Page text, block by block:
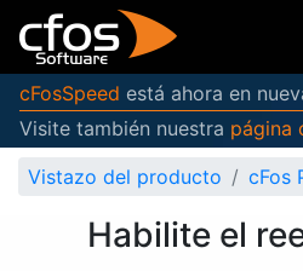
cFosSpeed está ahora en
Visite también nuestra página
Vistazo del producto
cFos
Habilite el